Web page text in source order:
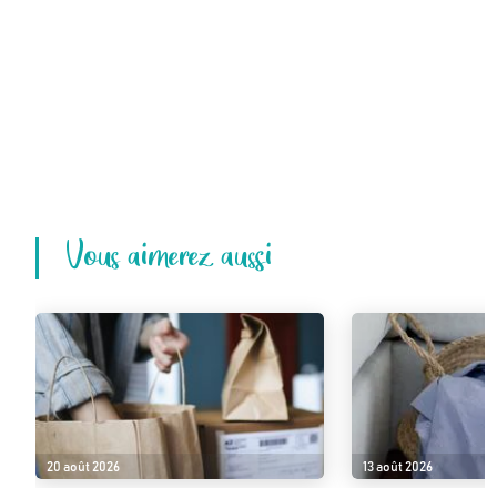
Vous aimerez aussi
20 août 2026 13 août 2026